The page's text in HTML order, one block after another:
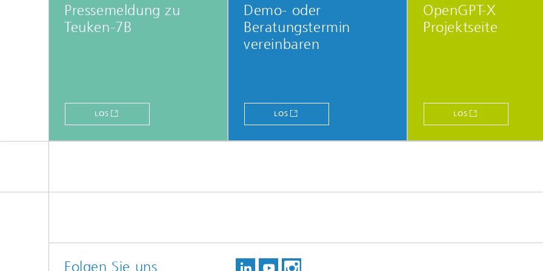
Pressemeldung zu
Teuken-7B
LOS
Demo- oder
Beratungstermin
vereinbaren
LOS
OpenGPT-X
Projektseite
LOS
Folgen Sie uns